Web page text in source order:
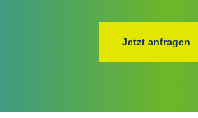
Jetzt anfragen